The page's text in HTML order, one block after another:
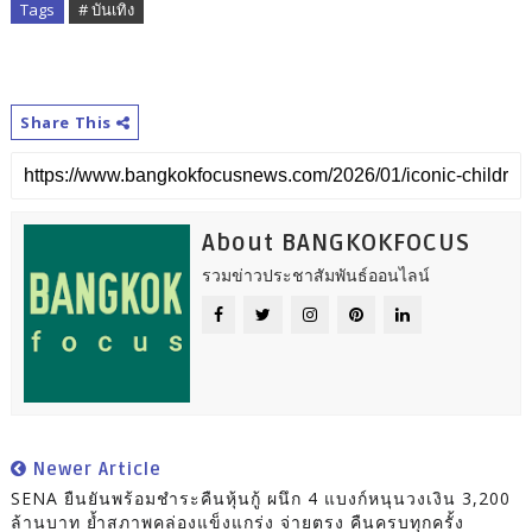
Tags # บันเทิง
Share This
About BANGKOKFOCUS
รวมข่าวประชาสัมพันธ์ออนไลน์
Newer Article
SENA ยืนยันพร้อมชำระคืนหุ้นกู้ ผนึก 4 แบงก์หนุนวงเงิน 3,200
ล้านบาท ย้ำสภาพคล่องแข็งแกร่ง จ่ายตรง คืนครบทุกครั้ง